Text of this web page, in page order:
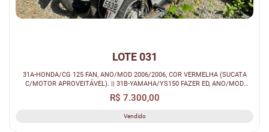
LOTE 031
31A-HONDA/CG 125 FAN, ANO/MOD 2006/2006, COR VERMELHA (SUCATA
C/MOTOR APROVEITÁVEL). || 31B-YAMAHA/YS150 FAZER ED, ANO/MOD
2014/2014, COR VE...
R$ 7.300,00
Vendido